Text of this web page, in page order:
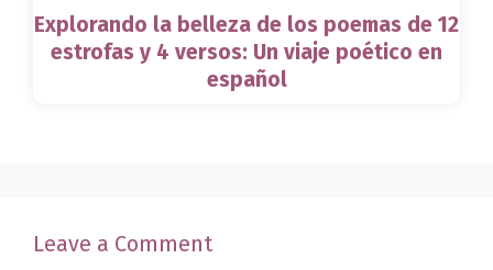
Explorando la belleza de los poemas de 12
estrofas y 4 versos: Un viaje poético en
español
Leave a Comment